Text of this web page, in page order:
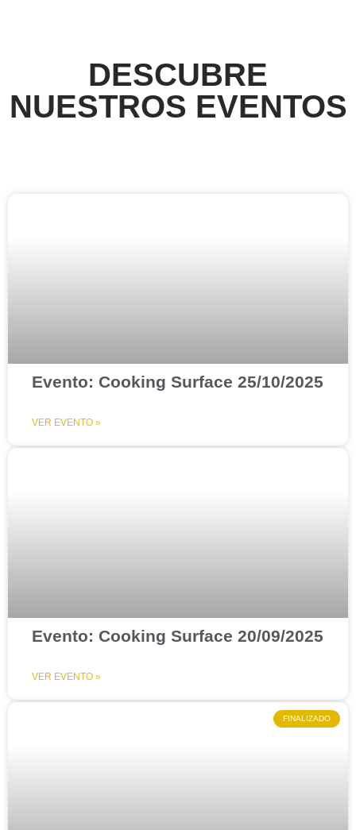
DESCUBRE
NUESTROS EVENTOS
Evento: Cooking Surface 25/10/2025
VER EVENTO »
Evento: Cooking Surface 20/09/2025
VER EVENTO »
FINALIZADO